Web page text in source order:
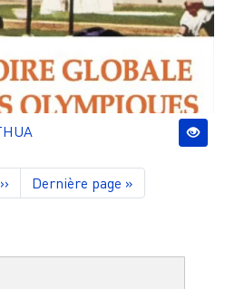
Page suivante
›› Dernière page
Dernière page »